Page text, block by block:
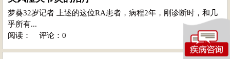
梦葵32岁记者 上述的这位RA患者，病程2年，刚诊断时，和几
乎所有...
阅读：
评论：0